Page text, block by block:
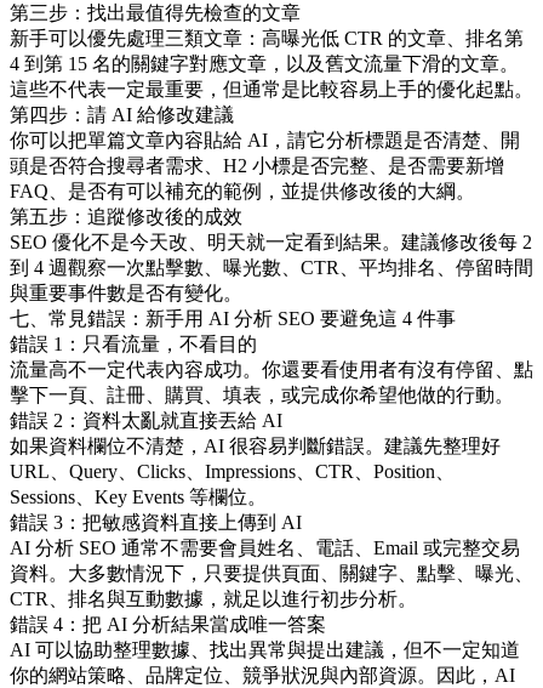
第三步：找出最值得先檢查的文章
新手可以優先處理三類文章：高曝光低 CTR 的文章、排名第
4 到第 15 名的關鍵字對應文章，以及舊文流量下滑的文章。
這些不代表一定最重要，但通常是比較容易上手的優化起點。
第四步：請 AI 給修改建議
你可以把單篇文章內容貼給 AI，請它分析標題是否清楚、開
頭是否符合搜尋者需求、H2 小標是否完整、是否需要新增
FAQ、是否有可以補充的範例，並提供修改後的大綱。
第五步：追蹤修改後的成效
SEO 優化不是今天改、明天就一定看到結果。建議修改後每 2
到 4 週觀察一次點擊數、曝光數、CTR、平均排名、停留時間
與重要事件數是否有變化。
七、常見錯誤：新手用 AI 分析 SEO 要避免這 4 件事
錯誤 1：只看流量，不看目的
流量高不一定代表內容成功。你還要看使用者有沒有停留、點
擊下一頁、註冊、購買、填表，或完成你希望他做的行動。
錯誤 2：資料太亂就直接丟給 AI
如果資料欄位不清楚，AI 很容易判斷錯誤。建議先整理好
URL、Query、Clicks、Impressions、CTR、Position、
Sessions、Key Events 等欄位。
錯誤 3：把敏感資料直接上傳到 AI
AI 分析 SEO 通常不需要會員姓名、電話、Email 或完整交易
資料。大多數情況下，只要提供頁面、關鍵字、點擊、曝光、
CTR、排名與互動數據，就足以進行初步分析。
錯誤 4：把 AI 分析結果當成唯一答案
AI 可以協助整理數據、找出異常與提出建議，但不一定知道
你的網站策略、品牌定位、競爭狀況與內部資源。因此，AI